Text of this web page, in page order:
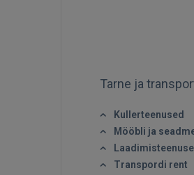
Tarne ja
Kullerteenused
Mööbli ja
Transpordi rent